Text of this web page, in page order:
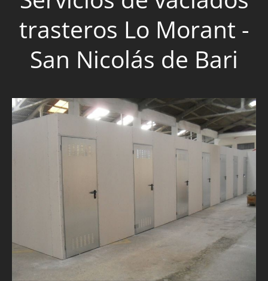
trasteros Lo Morant -
San Nicolás de Bari